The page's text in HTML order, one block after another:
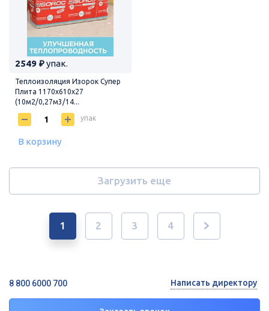
2549 ₽упак.
Теплоизоляция Изорок Супер
Плита 1170х610х27
(10м2/0,27м3/14...
упак
В корзину
Загрузить еще
1 2 3 4
8 800 6000 700 Написать директору